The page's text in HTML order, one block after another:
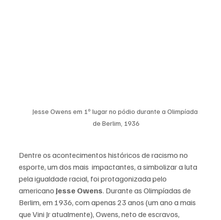
Jesse Owens em 1º lugar no pódio durante a Olimpíada
de Berlim, 1936
Dentre os acontecimentos históricos de racismo no
esporte, um dos mais  impactantes, a simbolizar a luta
pela igualdade racial, foi protagonizada pelo
americano Jesse Owens. Durante as Olimpíadas de
Berlim, em 1936, com apenas 23 anos (um ano a mais
que Vini Jr atualmente), Owens, neto de escravos,